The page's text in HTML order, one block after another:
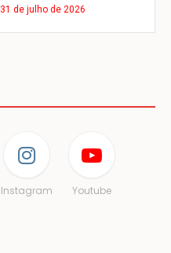
31 de julho de 2026
Instagram Youtube